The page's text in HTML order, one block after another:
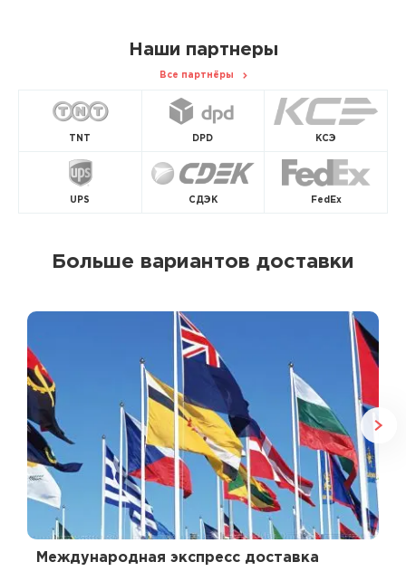
Наши партнеры
Все партнёры
TNT DPD КСЭ
UPS СДЭК FedEx
Больше вариантов доставки
Международная экспресс доставка